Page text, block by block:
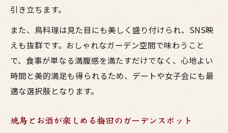
引き立ちます。
また、鳥料理は見た目にも美しく盛り付けられ、SNS映
えも抜群です。おしゃれなガーデン空間で味わうこと
で、食事が単なる満腹感を満たすだけでなく、心地よい
時間と美的満足も得られるため、デートや女子会にも最
適な選択肢となります。
焼鳥とお酒が楽しめる梅田のガーデンスポット